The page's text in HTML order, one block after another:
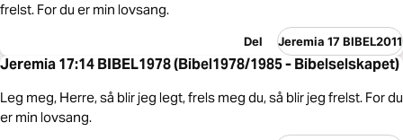
frelst. For du er min lovsang.
Del Jeremia 17 BIBEL2011
Jeremia 17:14 BIBEL1978 (Bibel1978/1985 - Bibelselskapet)
Leg meg, Herre, så blir jeg legt, frels meg du, så blir jeg frelst. For du
er min lovsang.